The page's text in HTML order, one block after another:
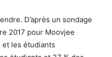
D’après un sondage
2017 pour Moovjee
les étudiants